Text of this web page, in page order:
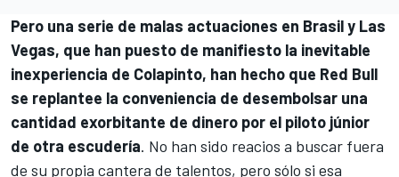
Pero una serie de malas actuaciones en Brasil y Las
Vegas, que han puesto de manifiesto la inevitable
inexperiencia de Colapinto, han hecho que Red Bull
se replantee la conveniencia de desembolsar una
cantidad exorbitante de dinero por el piloto júnior
de otra escudería. No han sido reacios a buscar fuera
de su propia cantera de talentos, pero sólo si esa